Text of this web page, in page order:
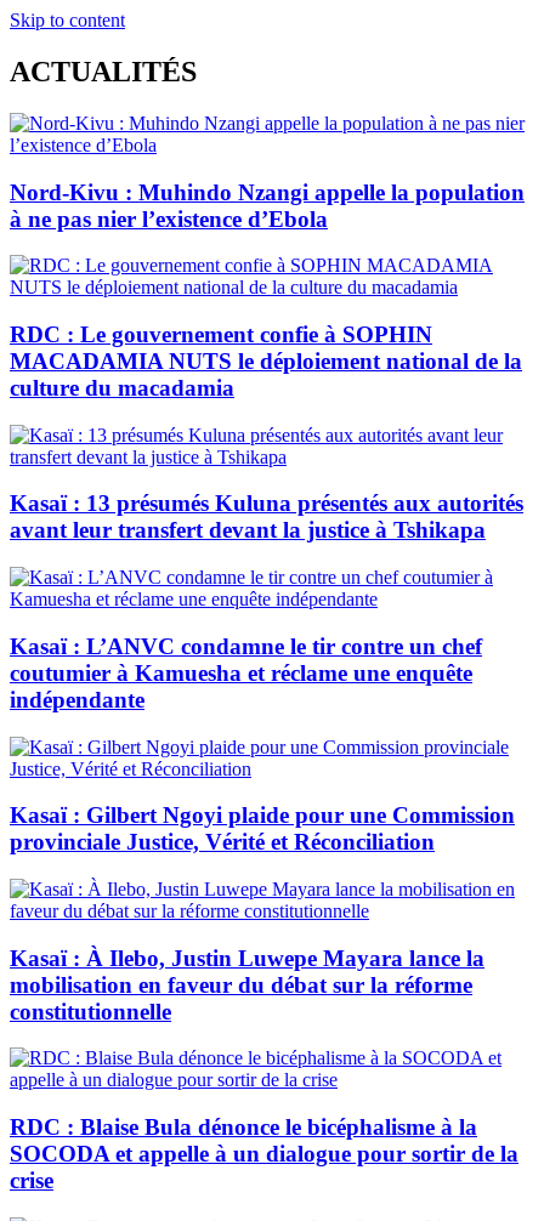
Skip to content
ACTUALITÉS
Nord-Kivu : Muhindo Nzangi appelle la population
à ne pas nier l’existence d’Ebola
RDC : Le gouvernement confie à SOPHIN
MACADAMIA NUTS le déploiement national de la
culture du macadamia
Kasaï : 13 présumés Kuluna présentés aux autorités
avant leur transfert devant la justice à Tshikapa
Kasaï : L’ANVC condamne le tir contre un chef
coutumier à Kamuesha et réclame une enquête
indépendante
Kasaï : Gilbert Ngoyi plaide pour une Commission
provinciale Justice, Vérité et Réconciliation
Kasaï : À Ilebo, Justin Luwepe Mayara lance la
mobilisation en faveur du débat sur la réforme
constitutionnelle
RDC : Blaise Bula dénonce le bicéphalisme à la
SOCODA et appelle à un dialogue pour sortir de la
crise